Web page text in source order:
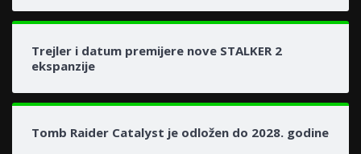
Trejler i datum premijere nove STALKER 2
ekspanzije
Tomb Raider Catalyst je odložen do 2028. godine